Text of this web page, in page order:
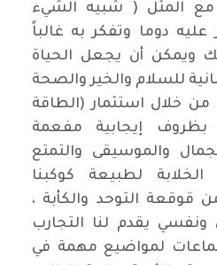
مع المثل ( شبيه الشيء
دوما وتفكر به غالباً
ويمكن أن يجعل الحياة
للسلام والخير والصحة
من خلال استثمار (الطاقة
بظروف إيجابية مفعمة
والموسيقى والتمتع
لطبيعة كوكبنا
قوقعة التوحد والكأبة ،
ونفسي يقدم لنا التجارب
لمواضيع مهمة في